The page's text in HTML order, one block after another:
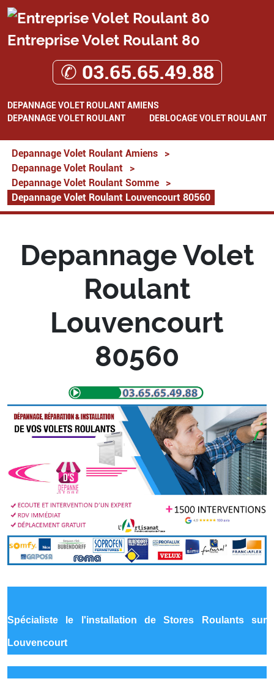
Entreprise Volet Roulant 80
✆ 03.65.65.49.88
DEPANNAGE VOLET ROULANT AMIENS
DEPANNAGE VOLET ROULANT
DEBLOCAGE VOLET ROULANT
Depannage Volet Roulant Amiens
>
Depannage Volet Roulant
>
Depannage Volet Roulant Somme
>
Depannage Volet Roulant Louvencourt 80560
Depannage Volet
Roulant
Louvencourt
80560
Spécialiste le l'installation de Stores Roulants sur
Louvencourt